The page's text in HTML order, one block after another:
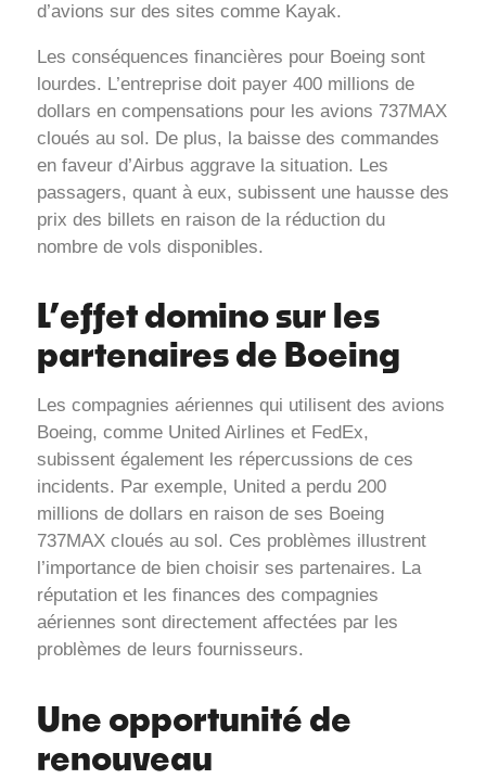
d’avions sur des sites comme Kayak.
Les conséquences financières pour Boeing sont
lourdes. L’entreprise doit payer 400 millions de
dollars en compensations pour les avions 737MAX
cloués au sol. De plus, la baisse des commandes
en faveur d’Airbus aggrave la situation. Les
passagers, quant à eux, subissent une hausse des
prix des billets en raison de la réduction du
nombre de vols disponibles.
L’effet domino sur les
partenaires de Boeing
Les compagnies aériennes qui utilisent des avions
Boeing, comme United Airlines et FedEx,
subissent également les répercussions de ces
incidents. Par exemple, United a perdu 200
millions de dollars en raison de ses Boeing
737MAX cloués au sol. Ces problèmes illustrent
l’importance de bien choisir ses partenaires. La
réputation et les finances des compagnies
aériennes sont directement affectées par les
problèmes de leurs fournisseurs.
Une opportunité de
renouveau